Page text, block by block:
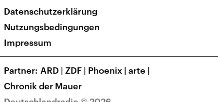
Veranstaltungen
Presse
Karriere
Transparenz
Datenschutzerklärung
Nutzungsbedingungen
Impressum
Partner ARD | ZDF | Phoenix | arte |
Chronik der Mauer